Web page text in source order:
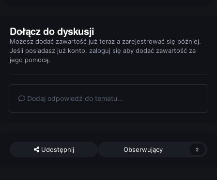
Dołącz do dyskusji
Możesz dodać zawartość już teraz a zarejestrować się później.
Jeśli posiadasz już konto, zaloguj się aby dodać zawartość za
jego pomocą.
Dodaj odpowiedź do tematu...
Udostępnij Obserwujący 2